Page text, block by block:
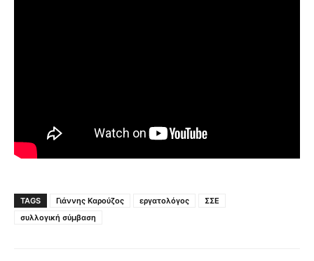
TAGS Γιάννης Καρούζος εργατολόγος
ΣΣΕ
συλλογική σύμβαση